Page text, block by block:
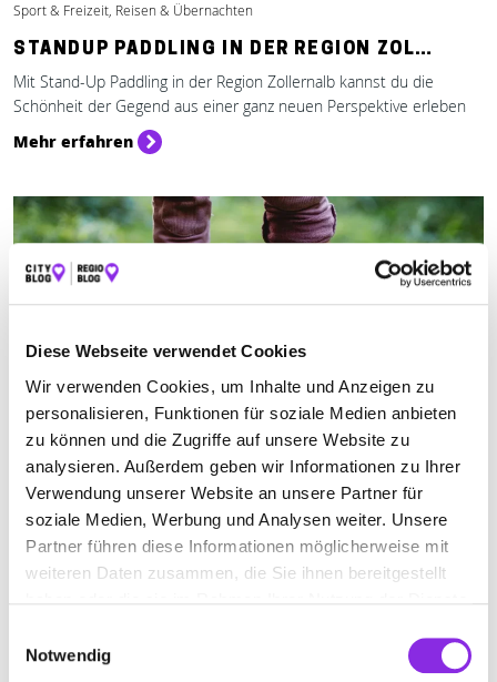
Diese Webseite verwendet Cookies
Wir verwenden Cookies, um Inhalte und Anzeigen zu
personalisieren, Funktionen für soziale Medien anbieten
zu können und die Zugriffe auf unsere Website zu
analysieren. Außerdem geben wir Informationen zu Ihrer
Verwendung unserer Website an unsere Partner für
soziale Medien, Werbung und Analysen weiter. Unsere
Partner führen diese Informationen möglicherweise mit
weiteren Daten zusammen, die Sie ihnen bereitgestellt
Notwendig
Sport & Freizeit, Reisen & Übernachten
STANDUP PADDLING IN DER REGION ZOL…
Mit Stand-Up Paddling in der Region Zollernalb kannst du die
Schönheit der Gegend aus einer ganz neuen Perspektive erleben
Mehr erfahren
Sport & Freizeit
BARFUSSPFADE AUF DER ZOLLERNALB UND …
Barfußpfade in der Region Zollernalb geben euch eine
unbeschwerte Möglichkeit, die Natur mit allen Sinnen
wahrzunehmen.